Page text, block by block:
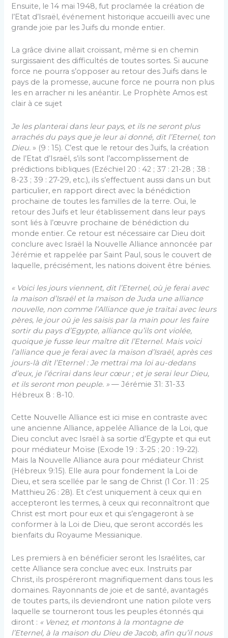
Ensuite, le 14 mai 1948, fut proclamée la création de
l’Etat d’Israël, événement historique accueilli avec une
grande joie par les Juifs du monde entier.
La grâce divine allait croissant, même si en chemin
surgissaient des difficultés de toutes sortes. Si aucune
force ne pourra s’opposer au retour des Juifs dans le
pays de la promesse, aucune force ne pourra non plus
les en arracher ni les anéantir. Le Prophète Amos est
clair à ce sujet
Je les planterai dans leur pays, et ils ne seront plus
arrachés du pays que je leur ai donné, dit l’Eternel, ton
Dieu. » (9 : 15). C’est que le retour des Juifs, la création
de l’Etat d’Israël, s’ils sont l’accomplissement de
prédictions bibliques (Ezéchiel 20 : 42 ; 37 : 21-28 ; 38 :
8-23 ; 39 : 27-29, etc.), ils s’effectuent aussi dans un but
particulier, en rapport direct avec la bénédiction
prochaine de toutes les familles de la terre. Oui, le
retour des Juifs et leur établissement dans leur pays
sont liés à l’œuvre prochaine de bénédiction du
monde entier. Ce retour est nécessaire car Dieu doit
conclure avec Israël la Nouvelle Alliance annoncée par
Jérémie et rappelée par Saint Paul, sous le couvert de
laquelle, précisément, les nations doivent être bénies.
« Voici les jours viennent, dit l’Eternel, où je ferai avec
la maison d’Israël et la maison de Juda une alliance
nouvelle, non comme l’Alliance que je traitai avec leurs
pères, le jour où je les saisis par la main pour les faire
sortir du pays d’Egypte, alliance qu’ils ont violée,
quoique je fusse leur maître dit l’Eternel. Mais voici
l’alliance que je ferai avec la maison d’Israël, après ces
jours-là dit l’Eternel : Je mettrai ma loi au-dedans
d’eux, je l’écrirai dans leur cœur ; et je serai leur Dieu,
et ils seront mon peuple. » — Jérémie 31: 31-33
Hébreux 8 : 8-10.
Cette Nouvelle Alliance est ici mise en contraste avec
une ancienne Alliance, appelée Alliance de la Loi, que
Dieu conclut avec Israël à sa sortie d’Egypte et qui eut
pour médiateur Moïse (Exode 19 : 3-25 ; 20 : 19-22).
Mais la Nouvelle Alliance aura pour médiateur Christ
(Hébreux 9:15). Elle aura pour fondement la Loi de
Dieu, et sera scellée par le sang de Christ (1 Cor. 11 : 25
Matthieu 26 : 28). Et c’est uniquement à ceux qui en
accepteront les termes, à ceux qui reconnaîtront que
Christ est mort pour eux et qui s’engageront à se
conformer à la Loi de Dieu, que seront accordés les
bienfaits du Royaume Messianique.
Les premiers à en bénéficier seront les Israélites, car
cette Alliance sera conclue avec eux. Instruits par
Christ, ils prospéreront magnifiquement dans tous les
domaines. Rayonnants de joie et de santé, avantagés
de toutes parts, ils deviendront une nation pilote vers
laquelle se tourneront tous les peuples étonnés qui
diront : « Venez, et montons à la montagne de
l’Eternel, à la maison du Dieu de Jacob, afin qu’il nous